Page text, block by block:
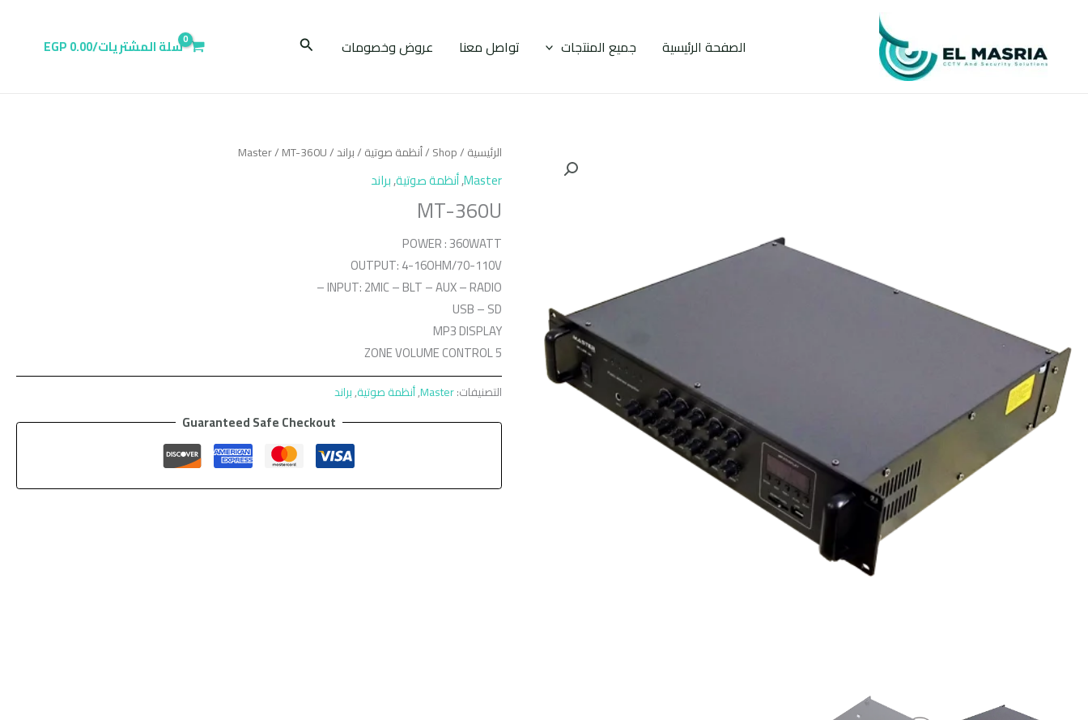
المحتوى
الصفحة الرئيسية جميع المنتجات تواصل معنا عروض وخصومات البحث سلة المشتريات/0.00
EGP
الرئيسية/
Shop
/أنظمة صوتية/براند/
Master/ MT-360U
Master
,أنظمة صوتية,براند
MT-360U
POWER : 360WATT
OUTPUT: 4-16OHM/70-110V
INPUT: 2MIC – BLT – AUX – RADIO –
USB – SD
MP3 DISPLAY
5 ZONE VOLUME CONTROL
التصنيفات:Master
,أنظمة صوتية,براند
Guaranteed Safe Checkout